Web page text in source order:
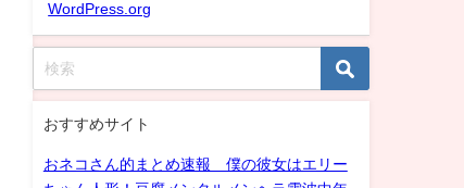
WordPress.org
おすすめサイト
おネコさん的まとめ速報 僕の彼女はエリー